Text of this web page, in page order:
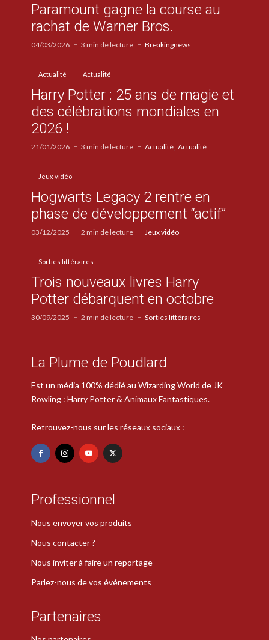
Paramount gagne la course au
rachat de Warner Bros.
04/03/2026 3 min de lecture Breakingnews
Actualité Actualité
Harry Potter : 25 ans de magie et
des célébrations mondiales en
2026 !
21/01/2026 3 min de lecture Actualité Actualité
Jeux vidéo
Hogwarts Legacy 2 rentre en
phase de développement “actif”
03/12/2025 2 min de lecture Jeux vidéo
Sorties littéraires
Trois nouveaux livres Harry
Potter débarquent en octobre
30/09/2025 2 min de lecture Sorties littéraires
La Plume de Poudlard
Est un média 100% dédié au Wizarding World de JK
Rowling : Harry Potter & Animaux Fantastiques.
Retrouvez-nous sur les réseaux sociaux :
Professionnel
Nous envoyer vos produits
Nous contacter ?
Nous inviter à faire un reportage
Parlez-nous de vos événements
Partenaires